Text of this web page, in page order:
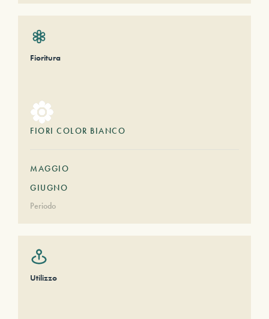
Fioritura
FIORI COLOR BIANCO
MAGGIO
GIUGNO
Periodo
Utilizzo